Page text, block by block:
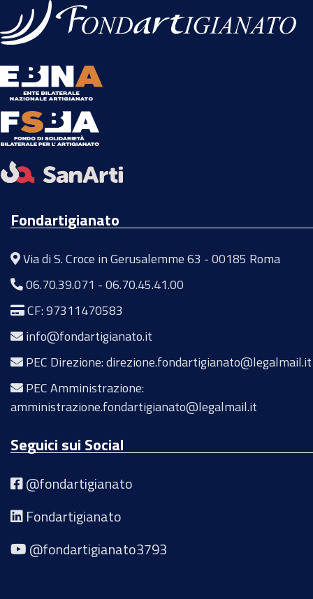
Fondartigianato
Via di S. Croce in Gerusalemme 63 - 00185 Roma
06.70.39.071 -06.70.45.41.00
CF: 97311470583
info@fondartigianato.it
PEC Direzione: direzione.fondartigianato@legalmail.it
PEC Amministrazione:
amministrazione.fondartigianato@legalmail.it
Seguici sui Social
@fondartigianato
Fondartigianato
@fondartigianato3793